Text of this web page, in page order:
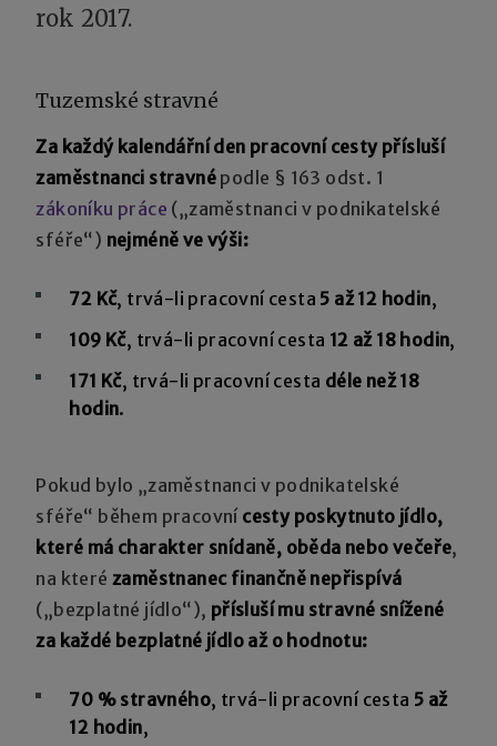
rok 2017.
Tuzemské stravné
Za každý kalendářní den pracovní cesty přísluší
zaměstnanci stravné podle § 163 odst. 1
zákoníku práce („zaměstnanci v podnikatelské
sféře“) nejméně ve výši:
72 Kč, trvá-li pracovní cesta 5 až 12 hodin,
109 Kč, trvá-li pracovní cesta 12 až 18 hodin,
171 Kč, trvá-li pracovní cesta déle než 18
hodin.
Pokud bylo „zaměstnanci v podnikatelské
sféře“ během pracovní cesty poskytnuto jídlo,
které má charakter snídaně, oběda nebo večeře,
na kterézaměstnanec finančně nepřispívá
(„bezplatné jídlo“), přísluší mu stravné snížené
za každé bezplatné jídlo až o hodnotu:
70 % stravného, trvá-li pracovní cesta 5 až
12 hodin,